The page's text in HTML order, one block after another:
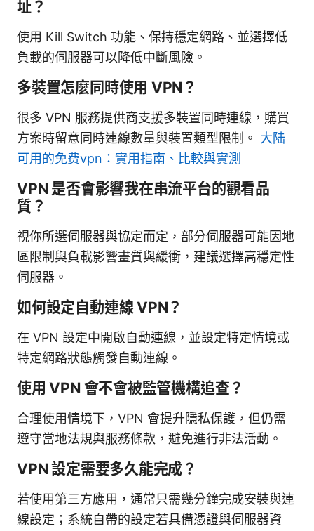
址？
使用 Kill Switch 功能、保持穩定網路、並選擇低
負載的伺服器可以降低中斷風險。
多裝置怎麼同時使用 VPN？
很多 VPN 服務提供商支援多裝置同時連線，購買
方案時留意同時連線數量與裝置類型限制。 大陆
可用的免费vpn：實用指南、比較與實測
VPN 是否會影響我在串流平台的觀看品
質？
視你所選伺服器與協定而定，部分伺服器可能因地
區限制與負載影響畫質與緩衝，建議選擇高穩定性
伺服器。
如何設定自動連線 VPN？
在 VPN 設定中開啟自動連線，並設定特定情境或
特定網路狀態觸發自動連線。
使用 VPN 會不會被監管機構追查？
合理使用情境下，VPN 會提升隱私保護，但仍需
遵守當地法規與服務條款，避免進行非法活動。
VPN 設定需要多久能完成？
若使用第三方應用，通常只需幾分鐘完成安裝與連
線設定；系統自帶的設定若具備憑證與伺服器資